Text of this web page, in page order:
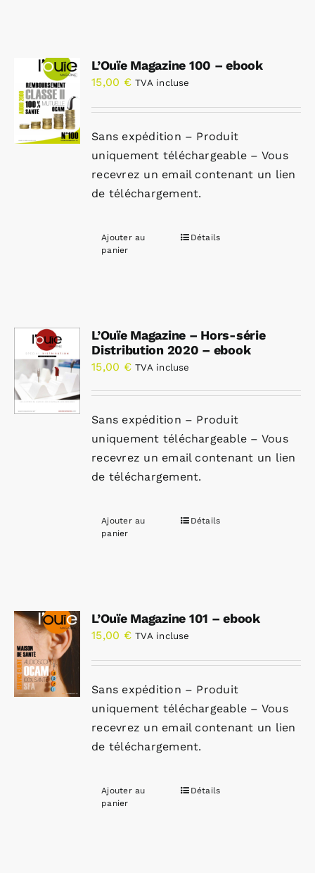
L’Ouïe Magazine 100 – ebook
15,00 € TVA incluse
Sans expédition – Produit
uniquement téléchargeable – Vous
recevrez un email contenant un lien
de téléchargement.
Ajouter au
panier
Détails
L’Ouïe Magazine – Hors-série
Distribution 2020 – ebook
15,00 € TVA incluse
Sans expédition – Produit
uniquement téléchargeable – Vous
recevrez un email contenant un lien
de téléchargement.
Ajouter au
panier
Détails
L’Ouïe Magazine 101 – ebook
15,00 € TVA incluse
Sans expédition – Produit
uniquement téléchargeable – Vous
recevrez un email contenant un lien
de téléchargement.
Ajouter au
panier
Détails